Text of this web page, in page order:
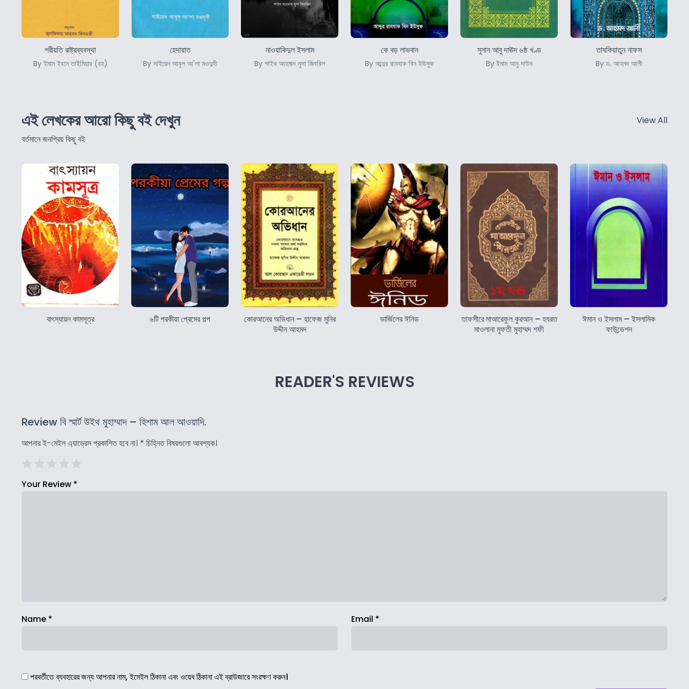
শরীয়তি রাষ্ট্রব্যবস্থা
By ইমাম ইবনে তাইমিয়ার (রহ)
হেদায়াত
By সাইয়েদ আবুল আ'লা মওদুদী
নাওয়াকিদুল ইসলাম
By শাইখ আহমাদ মুসা জিবরিল
কে বড় লাভবান
By আব্দুর রাযযাক বিন ইউসুফ
সুনান আবু দাঊদ ৬ষ্ঠ খণ্ড
By ইমাম আবু দাউদ
তাযকিয়াতুন নাফস
By ড. আহমদ আলী
এই লেখকের আরো কিছু বই দেখুন
বর্তমানে জনপ্রিয় কিছু বই
View All
বাৎস্যায়ন কামসূত্র ৬টি পরকীয়া প্রেমের গল্প
কোরআনের অভিধান – হাফেজ মুনির
উদ্দীন আহমদ
ভার্জিলের ঈনিড
তাফসীরে মাআরেফুল কুরআন – হযরত
মাওলানা মুফতী মুহাম্মদ শফী
ঈমান ও ইসলাম – ইসলামিক
ফাউন্ডেশন
READER'S REVIEWS
Review বি স্মার্ট উইথ মুহাম্মাদ – হিশাম আল আওয়াদি.
আপনার ই-মেইল এ্যাড্রেস প্রকাশিত হবে না। * চিহ্নিত বিষয়গুলো আবশ্যক।
Your Review *
Name * Email *
পরবর্তীতে ব্যবহারের জন্য আপনার নাম, ইমেইল ঠিকানা এবং ওয়েব ঠিকানা এই ব্রাউজারে সংরক্ষণ করুন।